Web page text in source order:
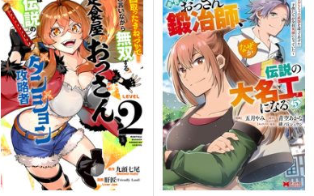
ある種、自由な。
げしゅぺんすと
787円（税込）
ムウ×マリュー
サンプル 作品詳細
遠い昔のつづき
さよならさんかく
1,980円（税込）
尾形百之助×アシリパ
サンプル 作品詳細